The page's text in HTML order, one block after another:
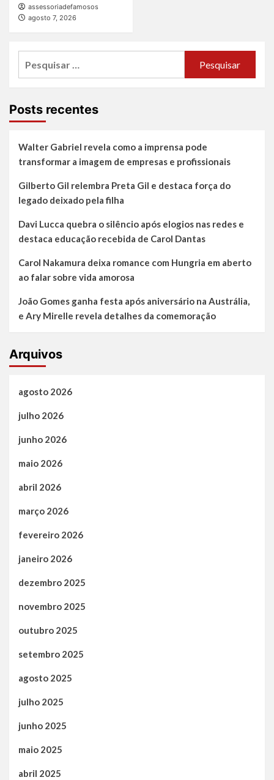
assessoriadefamosos
agosto 7, 2026
Posts recentes
Walter Gabriel revela como a imprensa pode
transformar a imagem de empresas e profissionais
Gilberto Gil relembra Preta Gil e destaca força do
legado deixado pela filha
Davi Lucca quebra o silêncio após elogios nas redes e
destaca educação recebida de Carol Dantas
Carol Nakamura deixa romance com Hungria em aberto
ao falar sobre vida amorosa
João Gomes ganha festa após aniversário na Austrália,
e Ary Mirelle revela detalhes da comemoração
Arquivos
agosto 2026
julho 2026
junho 2026
maio 2026
abril 2026
março 2026
fevereiro 2026
janeiro 2026
dezembro 2025
novembro 2025
outubro 2025
setembro 2025
agosto 2025
julho 2025
junho 2025
maio 2025
abril 2025